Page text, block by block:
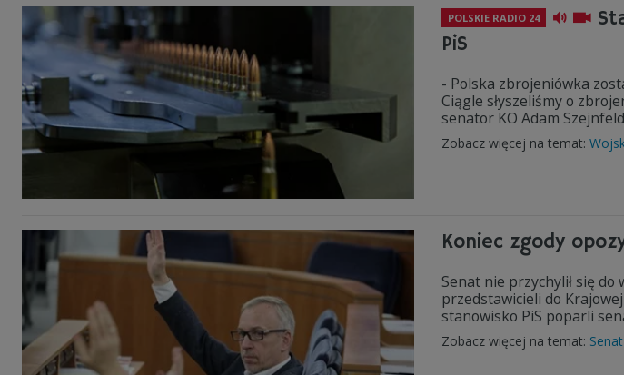
POLSKIE RADIO 24
PiS
- Polska zbrojeniówka
Ciągle słyszeliśmy o
senator KO Adam
Zobacz więcej na temat:
Koniec zgody
Senat nie przychylił się
przedstawicieli do
stanowisko PiS poparli
Zobacz więcej na temat: Senat